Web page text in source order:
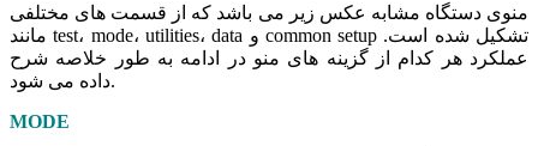
منوی دستگاه مشابه عکس زیر می باشد که از قسمت های مختلفی
مانند test، mode، utilities، data و common setup تشکیل شده است.
عملکرد هر کدام از گزینه های منو در ادامه به طور خلاصه شرح
داده می شود.
MODE